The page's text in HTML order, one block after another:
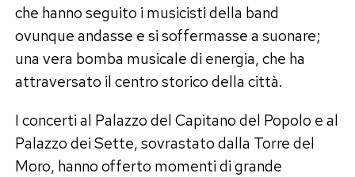
che hanno seguito i musicisti della band
ovunque andasse e si soffermasse a suonare;
una vera bomba musicale di energia, che ha
attraversato il centro storico della città.
I concerti al Palazzo del Capitano del Popolo e al
Palazzo dei Sette, sovrastato dalla Torre del
Moro, hanno offerto momenti di grande